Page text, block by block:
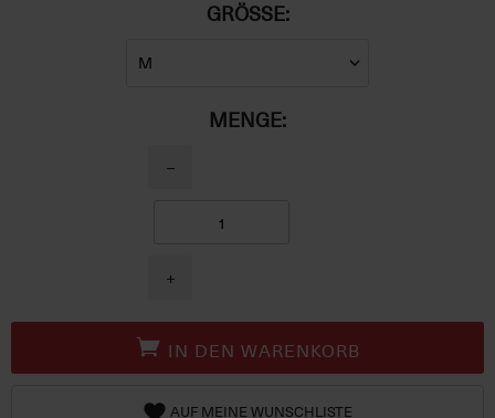
GRÖSSE:
MENGE:
−
+
IN DEN WARENKORB
AUF MEINE WUNSCHLISTE